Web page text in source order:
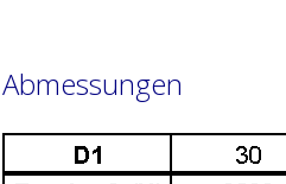
Abmessungen